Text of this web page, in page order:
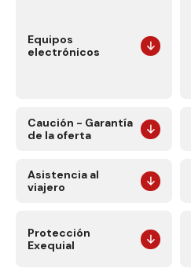
Equipos
electrónicos
Caución - Garantía
de la oferta
Asistencia al
viajero
Protección
Exequial